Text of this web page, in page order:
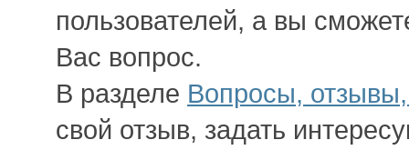
пользователей, а вы
Вас вопрос.
В разделе Вопросы,
свой отзыв, задать